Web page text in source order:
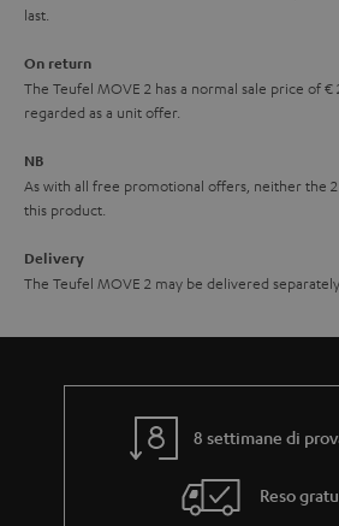
last.
On return
The Teufel MOVE 2 has a normal sale price of €
regarded as a unit offer.
NB
As with all free promotional offers, neither the
this product.
Delivery
The Teufel MOVE 2 may be delivered
8 settimane di
Reso